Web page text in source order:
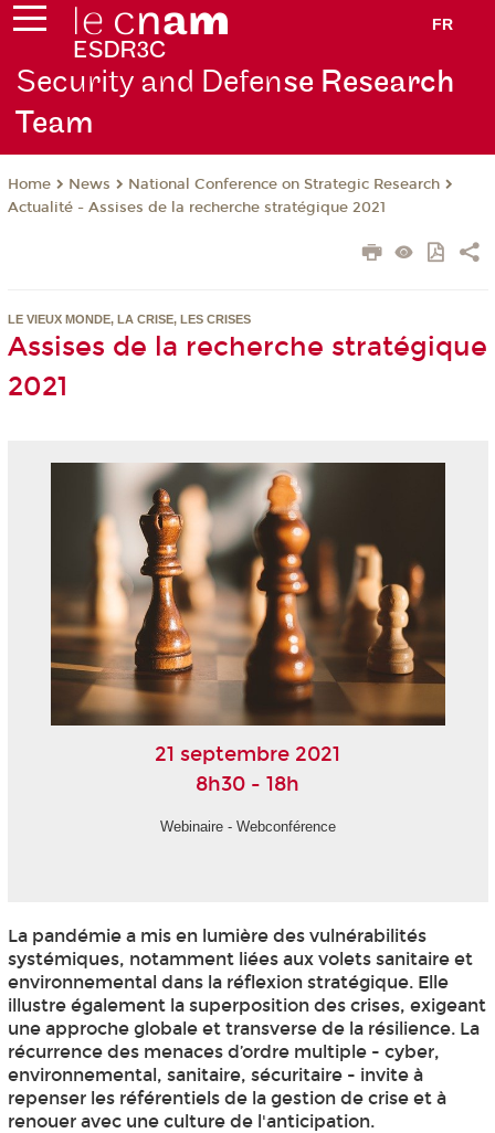
FR
Security and Defense Research
Team
Home News
National Conference on Strategic Research
Actualité - Assises de la recherche stratégique 2021
LE VIEUX MONDE, LA CRISE, LES CRISES
Assises de la recherche stratégique
2021
21 septembre 2021
8h30 - 18h
Webinaire - Webconférence
La pandémie a mis en lumière des vulnérabilités
systémiques, notamment liées aux volets sanitaire et
environnemental dans la réflexion stratégique. Elle
illustre également la superposition des crises, exigeant
une approche globale et transverse de la résilience. La
récurrence des menaces d’ordre multiple - cyber,
environnemental, sanitaire, sécuritaire - invite à
repenser les référentiels de la gestion de crise et à
renouer avec une culture de l'anticipation.